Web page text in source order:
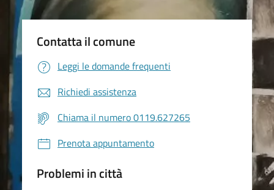
Contatta il comune
Leggi le domande frequenti
Richiedi assistenza
Chiama il numero 0119.627265
Prenota appuntamento
Problemi in città